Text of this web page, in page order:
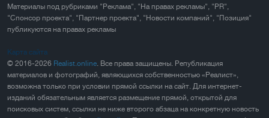
Материалы под рубриками "Реклама", "На правах рекламы", "PR",
"Спонсор проекта", "Партнер проекта", "Новости компаний", "Позиция"
публикуются на правах рекламы
Карта сайта
© 2016-2026 Realist.online. Все права защищены. Републикация
материалов и фотографий, являющихся собственностью «Реалист»,
возможна только при условии прямой ссылки на сайт. Для интернет-
изданий обязательным является размещение прямой, открытой для
поисковых систем, ссылки не ниже второго абзаца на конкретную новость